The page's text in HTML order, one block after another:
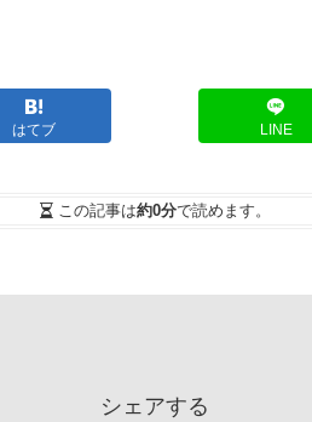
はてブ LINE
この記事は約0分で読めます。
シェアする